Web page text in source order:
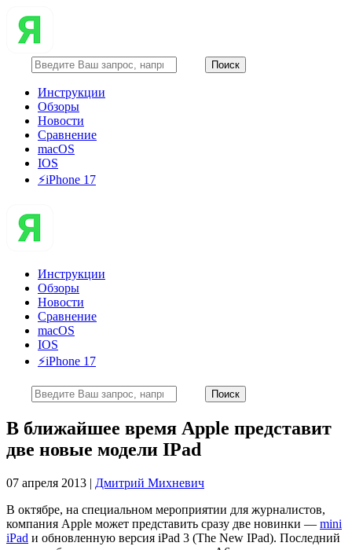
Инструкции
Обзоры
Новости
Сравнение
macOS
IOS
⚡️iPhone 17
Инструкции
Обзоры
Новости
Сравнение
macOS
IOS
⚡️iPhone 17
В ближайшее время Apple представит
две новые модели IPad
07 апреля 2013 | Дмитрий Михневич
В октябре, на специальном мероприятии для журналистов,
компания Apple может представить сразу две новинки — mini
iPad и обновленную версия iPad 3 (The New IPad). Последний